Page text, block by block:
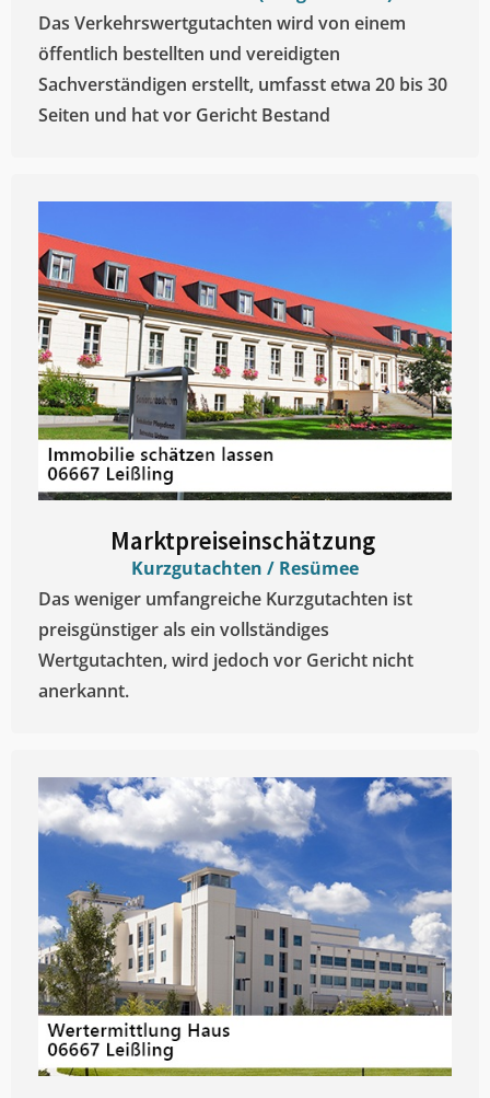
Das Verkehrswertgutachten wird von einem
öffentlich bestellten und vereidigten
Sachverständigen erstellt, umfasst etwa 20 bis 30
Seiten und hat vor Gericht Bestand
Marktpreiseinschätzung ​
Kurzgutachten / Resümee
Das weniger umfangreiche Kurzgutachten ist
preisgünstiger als ein vollständiges
Wertgutachten, wird jedoch vor Gericht nicht
anerkannt.